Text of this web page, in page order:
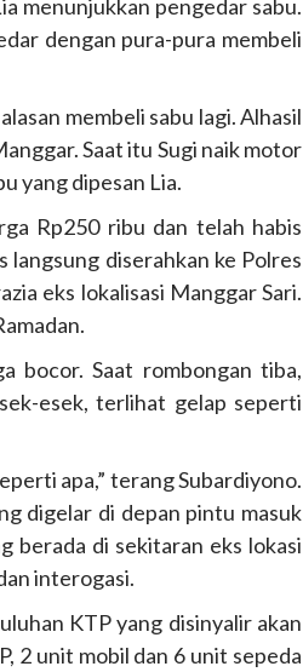
menunjukkan pengedar sabu.
dengan pura-pura membeli
membeli sabu lagi. Alhasil
Saat itu Sugi naik motor
yang dipesan Lia.
Rp250 ribu dan telah habis
langsung diserahkan ke Polres
eks lokalisasi Manggar Sari.
bocor. Saat rombongan tiba,
esek, terlihat gelap seperti
apa,” terang Subardiyono.
digelar di depan pintu masuk
berada di sekitaran eks lokasi
interogasi.
KTP yang disinyalir akan
2 unit mobil dan 6 unit sepeda